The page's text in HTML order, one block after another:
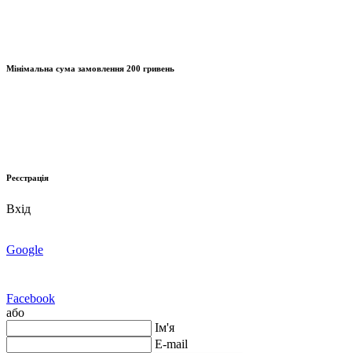
Мінімальна сума замовлення 200 гривень
Реєстрація
Вхід
Google
Facebook
або
Ім'я
E-mail